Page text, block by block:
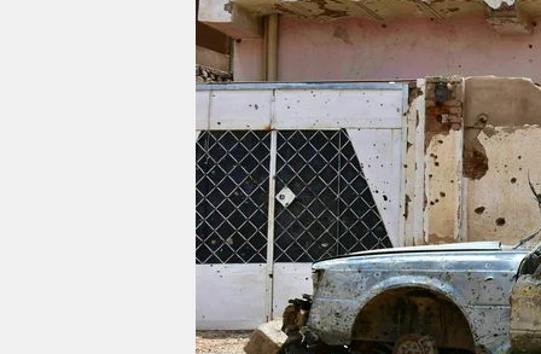
veranstaltungen
shop
fragen & hilfe
unterstützen
abo
genossenschaft
epaper login